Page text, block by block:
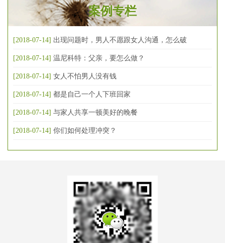
案例专栏
[2018-07-14] 出现问题时，男人不愿跟女人沟通，怎么破
[2018-07-14] 温尼科特：父亲，要怎么做？
[2018-07-14] 女人不怕男人没有钱
[2018-07-14] 都是自己一个人下班回家
[2018-07-14] 与家人共享一顿美好的晚餐
[2018-07-14] 你们如何处理冲突？